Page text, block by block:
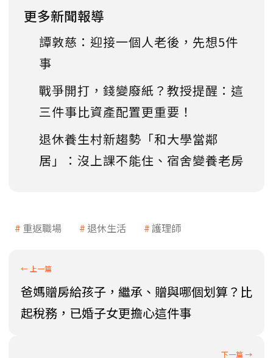
更多新聞報導
譚敦慈：迎接一個人老後，先想5件
事
戰爭開打，錢變廢紙？教授提醒：這
三件事比資產配置更重要！
退休養生村新趨勢「和大學當鄰
居」：沒上課不能住、宿舍變養老房
重返職場 退休生活 護理師
爸媽贈房給孩子，繼承、贈與哪個划算？比
起稅務，已婚子女更擔心這件事